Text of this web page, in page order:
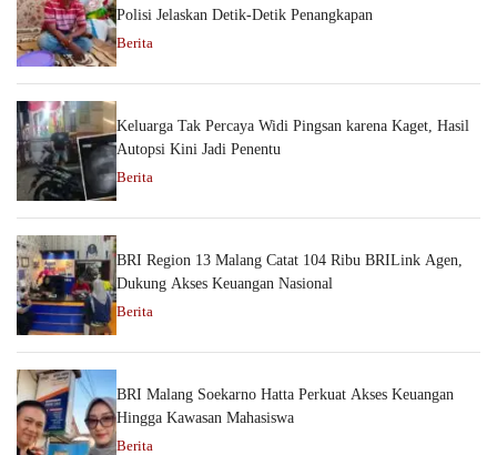
Polisi Jelaskan Detik-Detik Penangkapan
Berita
Keluarga Tak Percaya Widi Pingsan karena Kaget, Hasil
Autopsi Kini Jadi Penentu
Berita
BRI Region 13 Malang Catat 104 Ribu BRILink Agen,
Dukung Akses Keuangan Nasional
Berita
BRI Malang Soekarno Hatta Perkuat Akses Keuangan
Hingga Kawasan Mahasiswa
Berita